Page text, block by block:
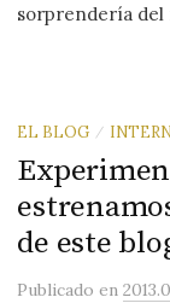
sorprendería del
EL BLOG /
de este
Publicadoen